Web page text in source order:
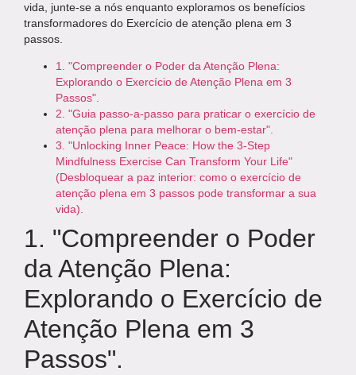
vida, junte-se a nós enquanto exploramos os benefícios
transformadores do Exercício de atenção plena em 3
passos.
1. "Compreender o Poder da Atenção Plena:
Explorando o Exercício de Atenção Plena em 3
Passos".
2. "Guia passo-a-passo para praticar o exercício de
atenção plena para melhorar o bem-estar".
3. "Unlocking Inner Peace: How the 3-Step
Mindfulness Exercise Can Transform Your Life"
(Desbloquear a paz interior: como o exercício de
atenção plena em 3 passos pode transformar a sua
vida).
1. "Compreender o Poder
da Atenção Plena:
Explorando o Exercício de
Atenção Plena em 3
Passos".